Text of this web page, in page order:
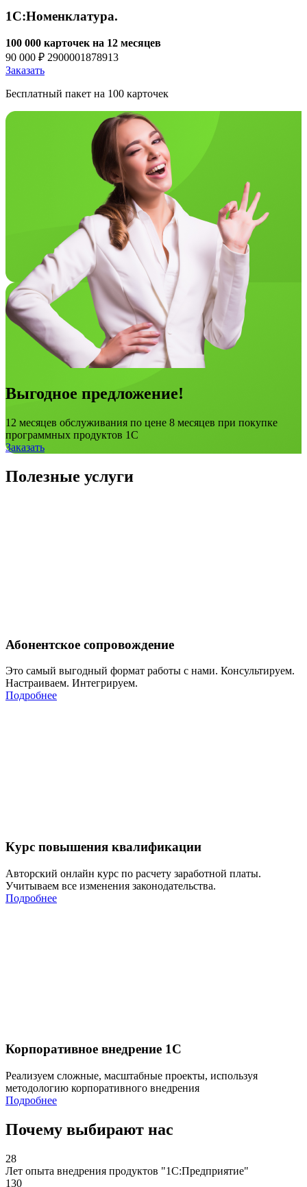
1С:Номенклатура.
100 000 карточек на 12 месяцев
90 000 ₽ 2900001878913
Заказать
Бесплатный пакет на 100 карточек
Выгодное предложение!
12 месяцев обслуживания по цене 8 месяцев при покупке
программных продуктов 1С
Заказать
Полезные услуги
Абонентское сопровождение
Это самый выгодный формат работы с нами. Консультируем.
Настраиваем. Интегрируем.
Подробнее
Курс повышения квалификации
Авторский онлайн курс по расчету заработной платы.
Учитываем все изменения законодательства.
Подробнее
Корпоративное внедрение 1С
Реализуем сложные, масштабные проекты, используя
методологию корпоративного внедрения
Подробнее
Почему выбирают нас
28
Лет опыта внедрения продуктов "1С:Предприятие"
130